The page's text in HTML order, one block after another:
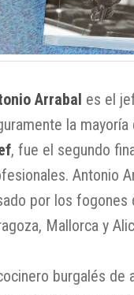
Arrabal es el
la
, fue el segundo
Antonio
por los
Mallorca y
burgalés de